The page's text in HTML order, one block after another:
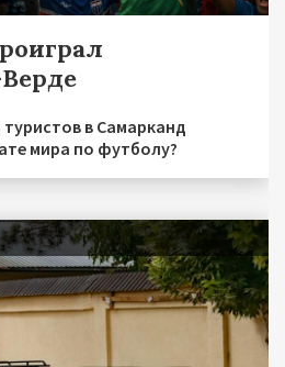
в Самарканд
мира по футболу?